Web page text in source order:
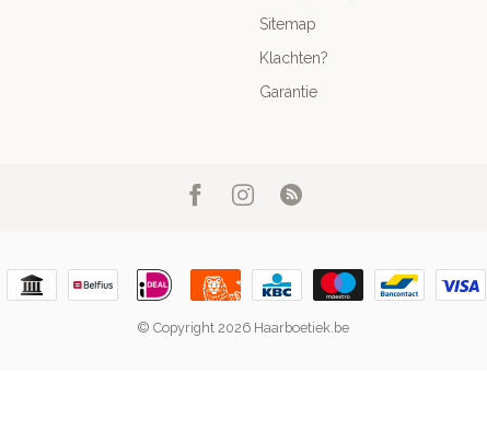
Sitemap
Klachten?
Garantie
© Copyright 2026 Haarboetiek.be